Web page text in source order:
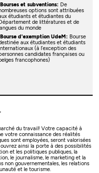
Bourses et subventions: De
options sont attribuées
étudiants et étudiantes du
Département de littératures et de
langues du monde
Bourse d'exemption UdeM: Bourse
aux étudiantes et étudiants
(à l’exception des
candidates françaises ou
francophones)
du travail! Votre capacité à
votre connaissance des réalités
sont employées, seront valorisées
ainsi la porte à des possibilités
et les politiques publiques, la
le journalisme, le marketing et la
non gouvernementales, les relations
et le tourisme.